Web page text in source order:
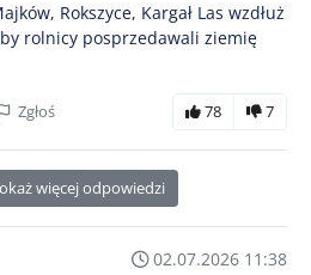
Rokszyce, Kargał Las wzdłuż
rolnicy posprzedawali ziemię
Zgłoś 78 7
więcej odpowiedzi
02.07.2026 11:38